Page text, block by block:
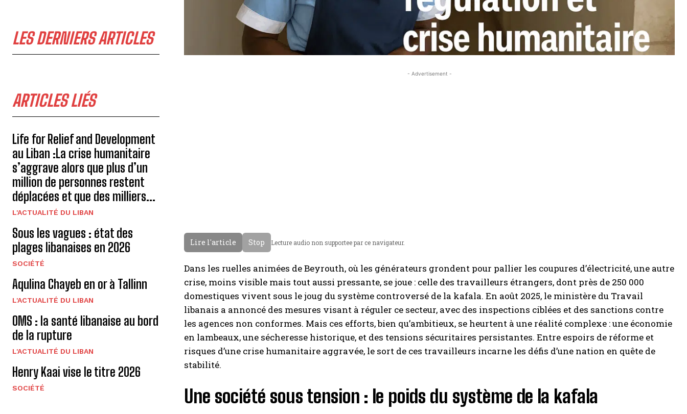
LES DERNIERS ARTICLES
ARTICLES LIÉS
Life for Relief and Development
au Liban :La crise humanitaire
s’aggrave alors que plus d’un
million de personnes restent
déplacées et que des milliers...
L'ACTUALITÉ DU LIBAN
Sous les vagues : état des
plages libanaises en 2026
SOCIÉTÉ
Aqulina Chayeb en or à Tallinn
L'ACTUALITÉ DU LIBAN
OMS : la santé libanaise au bord
de la rupture
L'ACTUALITÉ DU LIBAN
Henry Kaai vise le titre 2026
SOCIÉTÉ
- Advertisement -
Lire l'article Stop Lecture audio non supportee par ce navigateur.
Dans les ruelles animées de Beyrouth, où les générateurs grondent pour pallier les coupures d’électricité, une autre
crise, moins visible mais tout aussi pressante, se joue : celle des travailleurs étrangers, dont près de 250 000
domestiques vivent sous le joug du système controversé de la kafala. En août 2025, le ministère du Travail
libanais a annoncé des mesures visant à réguler ce secteur, avec des inspections ciblées et des sanctions contre
les agences non conformes. Mais ces efforts, bien qu’ambitieux, se heurtent à une réalité complexe : une économie
en lambeaux, une sécheresse historique, et des tensions sécuritaires persistantes. Entre espoirs de réforme et
risques d’une crise humanitaire aggravée, le sort de ces travailleurs incarne les défis d’une nation en quête de
stabilité.
Une société sous tension : le poids du système de la kafala